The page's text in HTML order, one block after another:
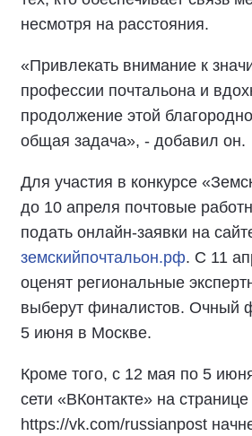
несмотря на расстояния.
«Привлекать внимание к
профессии почтальона и
продолжение этой
общая задача», - добавил он.
Для участия в конкурсе
до 10 апреля почтовые
подать онлайн-заявки на
земскийпочтальон.рф. С 11
оценят региональные
выберут финалистов. Очный
5 июня в Москве.
Кроме того, с 12 мая по 5
сети «ВКонтакте» на странице
https://vk.com/russianpost